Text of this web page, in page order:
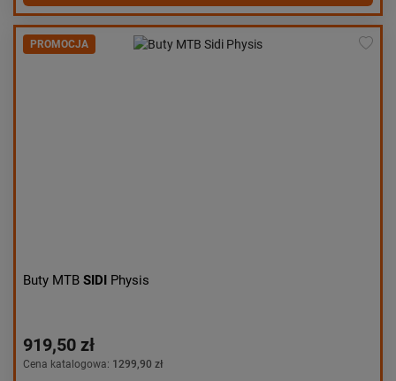
PROMOCJA
Buty MTB SIDI Physis
919,50 zł
Cena katalogowa: 1299,90 zł